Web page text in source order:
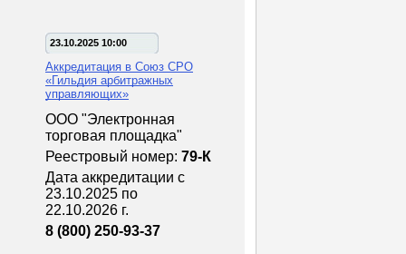
23.10.2025 10:00
Аккредитация в Союз СРО
«Гильдия арбитражных
управляющих»
ООО "Электронная
торговая площадка"
Реестровый номер: 79-К
Дата аккредитации с
23.10.2025 по
22.10.2026 г.
8 (800) 250-93-37